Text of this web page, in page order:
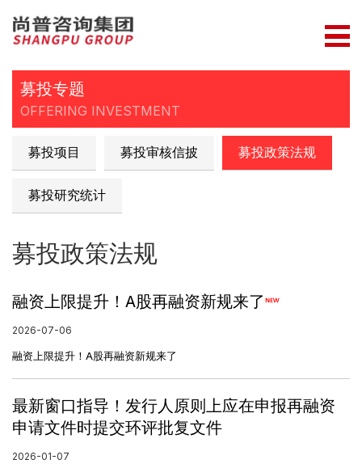
募投专题
OFFERING INVESTMENT
募投项目 募投审核信披 募投政策法规
募投研究统计
募投政策法规
融资上限提升！A股再融资新规来了
2026-07-06
融资上限提升！A股再融资新规来了
最新窗口指导！发行人原则上应在申报再融资
申请文件时提交环评批复文件
2026-01-07